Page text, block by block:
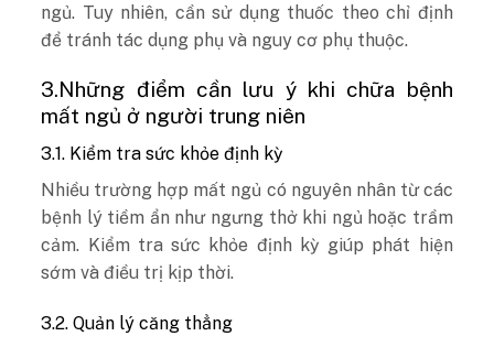
ngủ. Tuy nhiên, cần sử dụng thuốc theo chỉ định
để tránh tác dụng phụ và nguy cơ phụ thuộc.
3.Những điểm cần lưu ý khi chữa bệnh
mất ngủ ở người trung niên
3.1. Kiểm tra sức khỏe định kỳ
Nhiều trường hợp mất ngủ có nguyên nhân từ các
bệnh lý tiềm ẩn như ngưng thở khi ngủ hoặc trầm
cảm. Kiểm tra sức khỏe định kỳ giúp phát hiện
sớm và điều trị kịp thời.
3.2. Quản lý căng thẳng